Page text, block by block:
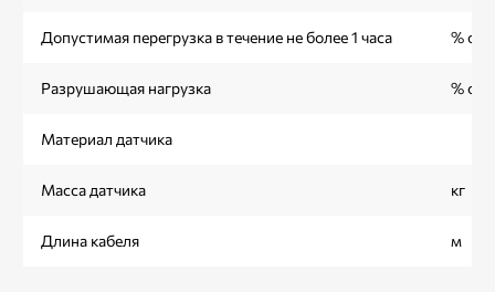
Допустимая перегрузка в течение не более 1 часа % от
Разрушающая нагрузка % от
Материал датчика
Масса датчика кг
Длина кабеля м